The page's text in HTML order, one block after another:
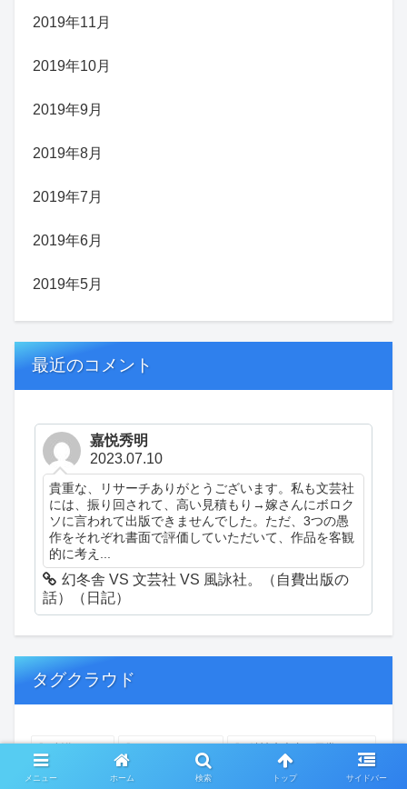
2019年11月
2019年10月
2019年9月
2019年8月
2019年7月
2019年6月
2019年5月
最近のコメント
嘉悦秀明
2023.07.10
貴重な、リサーチありがとうございます。私も文芸社
には、振り回されて、高い見積もり→嫁さんにボロク
ソに言われて出版できませんでした。ただ、3つの愚
作をそれぞれ書面で評価していただいて、作品を客観
的に考え...
幻冬舎 VS 文芸社 VS 風詠社。（自費出版の
話）（日記）
タグクラウド
創作 おぎゃあ 精神病患者の日常
ちょっと頭冷やそうか 一回休み ついカッとなった
メニュー ホーム 検索 トップ サイドバー